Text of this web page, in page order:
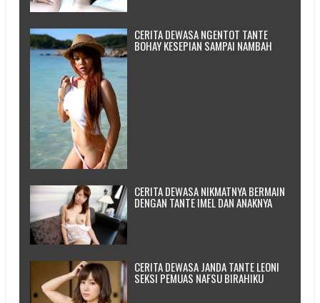
CERITA DEWASA NGENTOT TANTE
BOHAY KESEPIAN SAMPAI NAMBAH
CERITA DEWASA NIKMATNYA BERMAIN
DENGAN TANTE IMEL DAN ANAKNYA
CERITA DEWASA JANDA TANTE LEONI
SEKSI PEMUAS NAFSU BIRAHIKU